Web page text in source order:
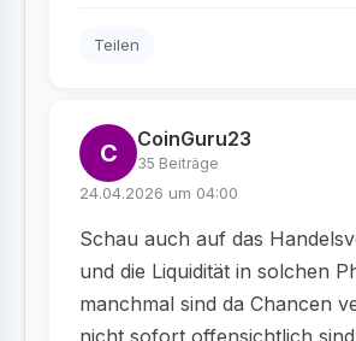
Teilen
C CoinGuru23
35 Beiträge
24.04.2026 um 04:00
Schau auch auf das
und die Liquidität in solchen
manchmal sind da Chancen
nicht sofort offensichtlich